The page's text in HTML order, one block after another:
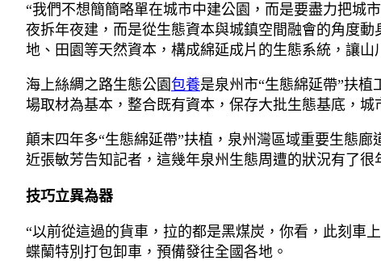
“我們不想簡簡略單在城市中建公園，而是要盡力把城
夜拆年夜建，而是從生態資本與城鎮空間融會的角度
地、田園等天然資本，構成綿延成片的生態系統，讓山
海上絲綢之路生態公園包養是泉州市“生態綿延帶”扶
場取材為基本，整合既有資本，保存大批生態基底，
顛末四年多“生態綿延帶”扶植，泉州灣區域重要生態
近張敏芳告知記者，這幾年泉州生態周遭的狀況有了
技巧立異為器
“以前從這過的貨車，拉的都是黑煤炭，你看，此刻車
蝶蘭特別打包卸車，預備發往全國各地。